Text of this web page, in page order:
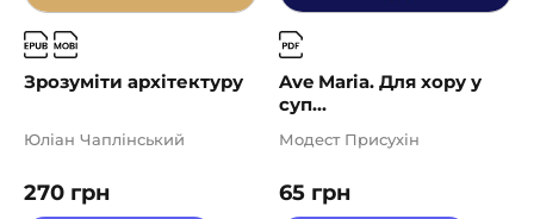
Зрозуміти архітектуру
270 грн
Юліан Чаплінський
Ave Maria. Для хору у
суп...
65 грн
Модест Присухін